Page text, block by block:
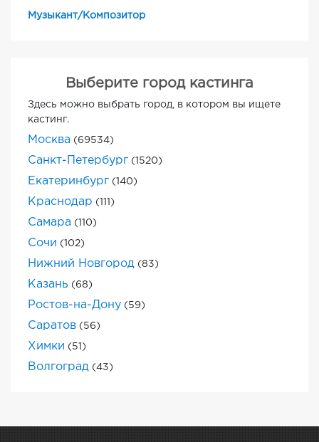
Музыкант/Композитор
Выберите город кастинга
Здесь можно выбрать город, в котором вы ищете
кастинг.
Москва (69534)
Санкт-Петербург (1520)
Екатеринбург (140)
Краснодар (111)
Самара (110)
Сочи (102)
Нижний Новгород (83)
Казань (68)
Ростов-на-Дону (59)
Саратов (56)
Химки (51)
Волгоград (43)